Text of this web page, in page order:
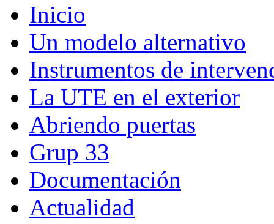
Inicio
Un modelo alternativo
Instrumentos de
La UTE en el exterior
Abriendo puertas
Grup 33
Documentación
Actualidad